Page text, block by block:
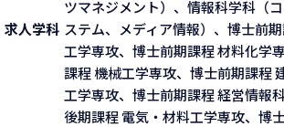
求人学科
ツマネジメント）、情報科学科（
ステム、メディア情報）、博士前
工学専攻、博士前期課程 材料化学
課程 機械工学専攻、博士前期課程
工学専攻、博士前期課程 経営情報
後期課程 電気・材料工学専攻、博